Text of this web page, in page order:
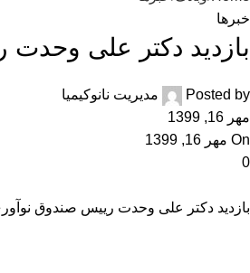
خبرها
بازدید دکتر علی
Posted by
مدیریت نانوکیمیا
مهر 16, 1399
On مهر 16, 1399
0
بازدید دکتر علی وحدت رییس صندوق نوآوری